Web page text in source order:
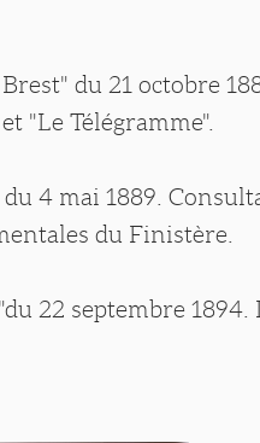
Brest" du 21 octobre
"Le Télégramme".
du 4 mai 1889.
du Finistère.
22 septembre 1894.